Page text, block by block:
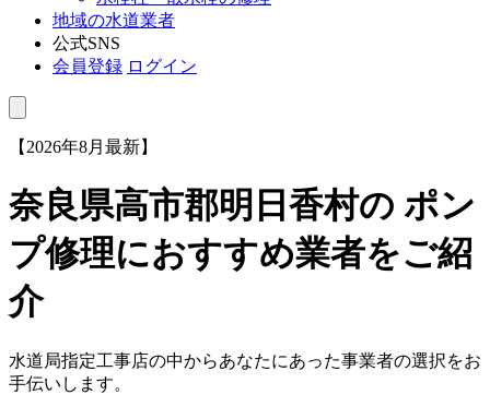
地域の水道業者
公式SNS
会員登録 ログイン
【2026年8月最新】
奈良県高市郡明日香村の ポン
プ修理におすすめ業者をご紹
介
水道局指定工事店の中からあなたにあった事業者の選択をお
手伝いします。